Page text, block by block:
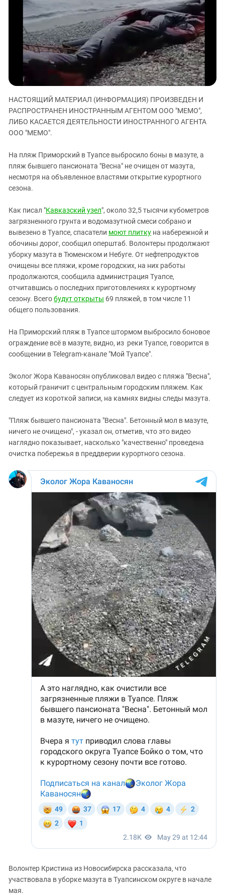
ЗАСТАВЛЯЕТ
КАВКАЗ ЗА ПАЛЕСТИНУ
ИНАКОМЫСЛИЕ В ЧЕЧНЕ
ПРЕСЛЕДОВАНИЕ АКТИВИСТОВ
МОБИЛИЗАЦИЯ И ПРОТЕСТЫ
Дагестан
Ингушетия
Кабардино-Балкария
Калмыкия
Карачаево-Черкесия
Краснодарский край
Нагорный Карабах
Российская Федерация
Ростовская область
СКФО
Ставропольский край
Южная Осетия
Южный Кавказ
ЮФО
НАСТОЯЩИЙ МАТЕРИАЛ (ИНФОРМАЦИЯ) ПРОИЗВЕДЕН И
РАСПРОСТРАНЕН ИНОСТРАННЫМ АГЕНТОМ ООО "МЕМО",
ЛИБО КАСАЕТСЯ ДЕЯТЕЛЬНОСТИ ИНОСТРАННОГО АГЕНТА
ООО "МЕМО".
На пляж Приморский в Туапсе выбросило боны в мазуте, а
пляж бывшего пансионата "Весна" не очищен от мазута,
несмотря на объявленное властями открытие курортного
сезона.
Как писал "Кавказский узел", около 32,5 тысячи кубометров
загрязненного грунта и водомазутной смеси собрано и
вывезено в Туапсе, спасатели моют плитку на набережной и
обочины дорог, сообщил оперштаб. Волонтеры продолжают
уборку мазута в Тюменском и Небуге. От нефтепродуктов
очищены все пляжи, кроме городских, на них работы
продолжаются, сообщила администрация Туапсе,
отчитавшись о последних приготовлениях к курортному
сезону. Всегобудут открыты 69 пляжей, в том числе 11
общего пользования.
На Приморский пляж в Туапсе штормом выбросило боновое
ограждение всё в мазуте, видно, из реки Туапсе, говорится в
сообщении в Telegram-канале "Мой Туапсе".
Эколог Жора Каваносян опубликовал видео с пляжа "Весна",
который граничит с центральным городским пляжем. Как
следует из короткой записи, на камнях видны следы мазута.
"Пляж бывшего пансионата "Весна". Бетонный мол в мазуте,
ничего не очищено", - указал он, отметив, что это видео
наглядно показывает, насколько "качественно" проведена
очистка побережья в преддверии курортного сезона.
Волонтер Кристина из Новосибирска рассказала, что
участвовала в уборке мазута в Туапсинском округе в начале
мая.